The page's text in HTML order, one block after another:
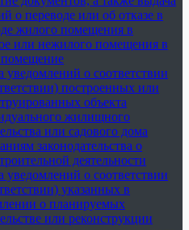
о переводе или об отказе в
жилого помещения в
или нежилого помещения в
уведомлений о соответствии
построенных или
объекта
жилищного
или садового дома
законодательства о
деятельности
уведомлений о соответствии
указанных в
о планируемых
или реконструкции